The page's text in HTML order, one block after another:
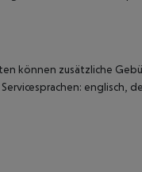
können zusätzliche
englisch,